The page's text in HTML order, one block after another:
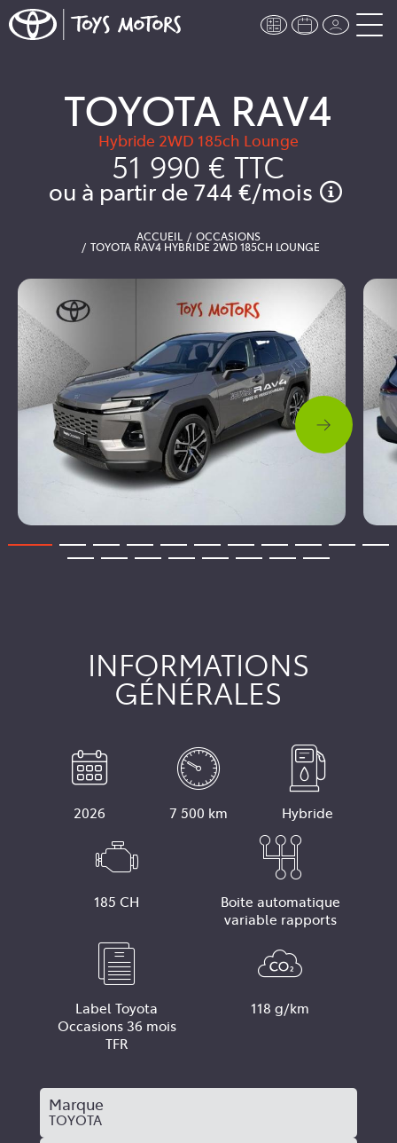
TOYOTA RAV4
Hybride 2WD 185ch Lounge
51 990 € TTC
ou à partir de 744 €/mois
ACCUEIL OCCASIONS
TOYOTA RAV4 HYBRIDE 2WD 185CH LOUNGE
INFORMATIONS
GÉNÉRALES
2026 7 500 km Hybride
185 CH
Boite automatique
variable rapports
Label Toyota
Occasions 36 mois
TFR
118 g/km
Marque
TOYOTA